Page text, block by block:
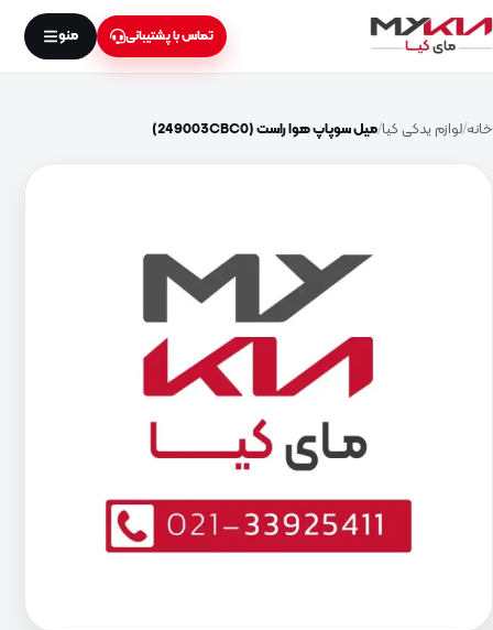
تماس با پشتیبانی منو
خانه لوازم یدکی کیا میل سوپاپ هوا راست (249003CBC0)